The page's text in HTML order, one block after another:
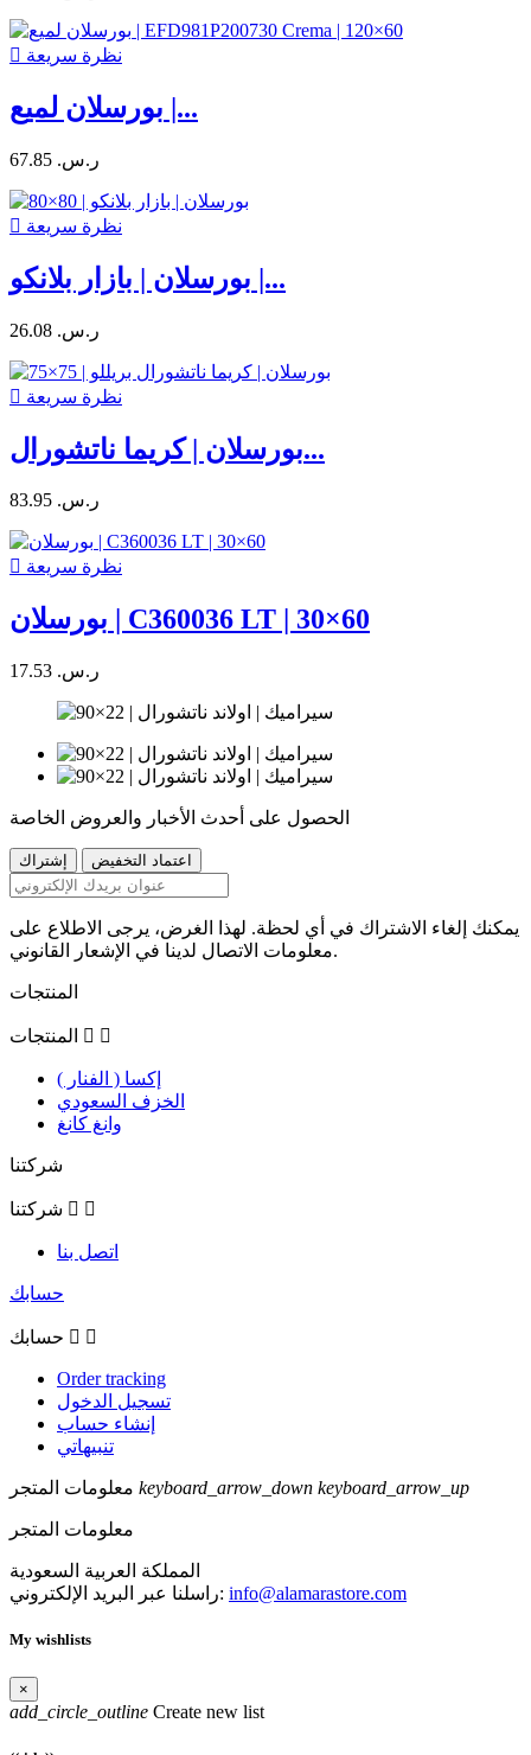
 نظرة سريعة
بورسلان لميع |...
67.85 ر.س.‏
 نظرة سريعة
بورسلان | بازار بلانكو |...
26.08 ر.س.‏
 نظرة سريعة
بورسلان | كريما ناتشورال...
83.95 ر.س.‏
 نظرة سريعة
بورسلان | C360036 LT | 30×60
17.53 ر.س.‏
الحصول على أحدث الأخبار والعروض الخاصة
يمكنك إلغاء الاشتراك في أي لحظة. لهذا الغرض، يرجى الاطلاع على
معلومات الاتصال لدينا في الإشعار القانوني.
المنتجات
المنتجات  
إكسا ( الفنار )
الخزف السعودي
وانغ كانغ
شركتنا
شركتنا  
اتصل بنا
حسابك
حسابك  
Order tracking
تسجيل الدخول
إنشاء حساب
تنبيهاتي
معلومات المتجر keyboard_arrow_down keyboard_arrow_up
معلومات المتجر
المملكة العربية السعودية
راسلنا عبر البريد الإلكتروني: info@alamarastore.com
My wishlists
×
add_circle_outline Create new list